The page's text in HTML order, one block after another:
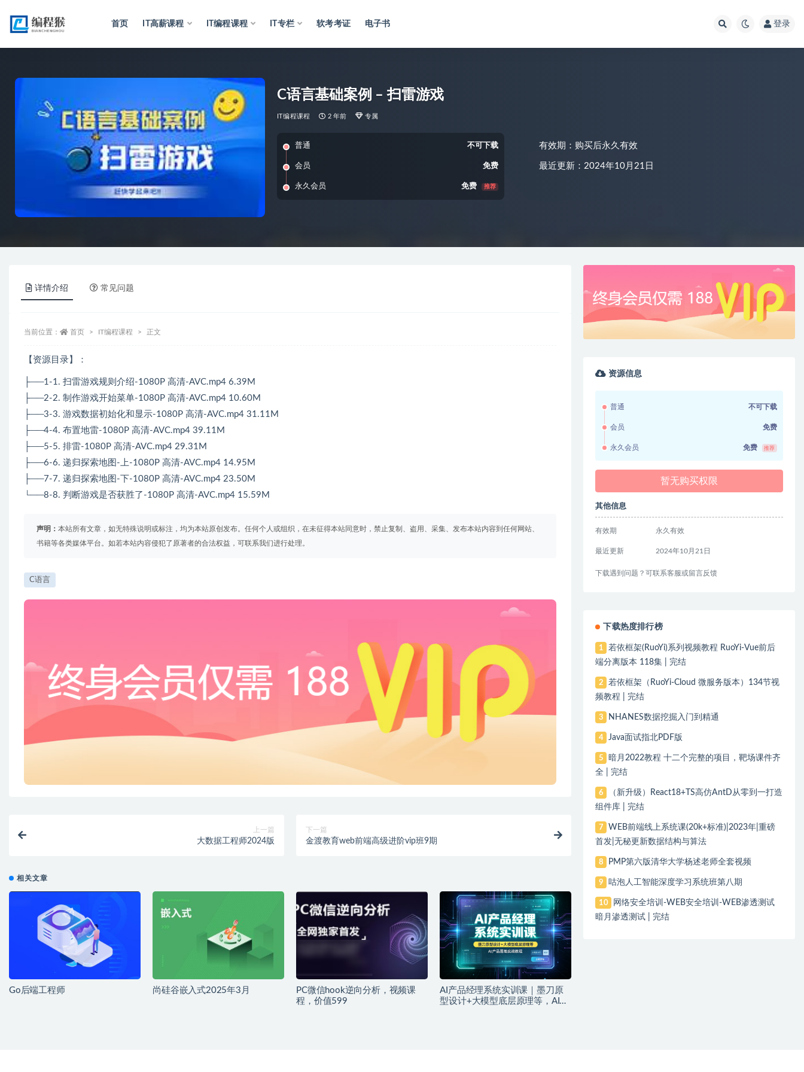
首页 IT高薪课程 IT编程课程 IT专栏 软考考证 电子书 登录
C语言基础案例 – 扫雷游戏
IT编程课程 2 年前 专属
普通 不可下载
会员 免费
永久会员 免费 推荐
有效期：购买后永久有效
最近更新：2024年10月21日
详情介绍 常见问题
当前位置： 首页 IT编程课程 正文
【资源目录】：
├──1-1. 扫雷游戏规则介绍-1080P 高清-AVC.mp4 6.39M
├──2-2. 制作游戏开始菜单-1080P 高清-AVC.mp4 10.60M
├──3-3. 游戏数据初始化和显示-1080P 高清-AVC.mp4 31.11M
├──4-4. 布置地雷-1080P 高清-AVC.mp4 39.11M
├──5-5. 排雷-1080P 高清-AVC.mp4 29.31M
├──6-6. 递归探索地图-上-1080P 高清-AVC.mp4 14.95M
├──7-7. 递归探索地图-下-1080P 高清-AVC.mp4 23.50M
└──8-8. 判断游戏是否获胜了-1080P 高清-AVC.mp4 15.59M
声明： 本站所有文章，如无特殊说明或标注，均为本站原创发布。任何个人或组织，在未征得本站同意时，禁止复制、盗用、采集、发布本站内容到任何网站、
书籍等各类媒体平台。如若本站内容侵犯了原著者的合法权益，可联系我们进行处理。
C语言
上一篇
大数据工程师2024版
下一篇
金渡教育web前端高级进阶vip班9期
相关文章
Go后端工程师 尚硅谷嵌入式2025年3月
PC微信hook逆向分析，视频课
程，价值599
AI产品经理系统实训课｜墨刀原
型设计+大模型底层原理等，AI产
资源信息
普通 不可下载
会员 免费
永久会员 免费 推荐
暂无购买权限
其他信息
有效期 永久有效
最近更新 2024年10月21日
下载遇到问题？可联系客服或留言反馈
下载热度排行榜
1
若依框架(RuoYi)系列视频教程 RuoYi-Vue前后
端分离版本 118集 | 完结
2
若依框架（RuoYi-Cloud 微服务版本）134节视
频教程 | 完结
3 NHANES数据挖掘入门到精通
4 Java面试指北PDF版
5
暗月2022教程 十二个完整的项目，靶场课件齐
全 | 完结
6
（新升级）React18+TS高仿AntD从零到一打造
组件库 | 完结
7
WEB前端线上系统课(20k+标准)|2023年|重磅
首发|无秘更新数据结构与算法
8 PMP第六版清华大学杨述老师全套视频
9 咕泡人工智能深度学习系统班第八期
10
网络安全培训-WEB安全培训-WEB渗透测试
暗月渗透测试 | 完结